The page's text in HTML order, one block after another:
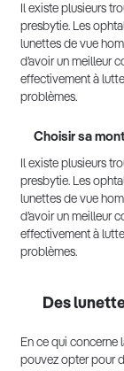
Il existe plusieurs
presbytie. Les
lunettes de vue
d’avoir un meilleur
effectivement à
problèmes.
Choisir sa
Il existe plusieurs
presbytie. Les
lunettes de vue
d’avoir un meilleur
effectivement à
problèmes.
Des
En ce qui concerne
pouvez opter pour